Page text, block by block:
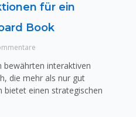
für ein
Book
bewährten interaktiven
die mehr als nur gut
bietet einen strategischen